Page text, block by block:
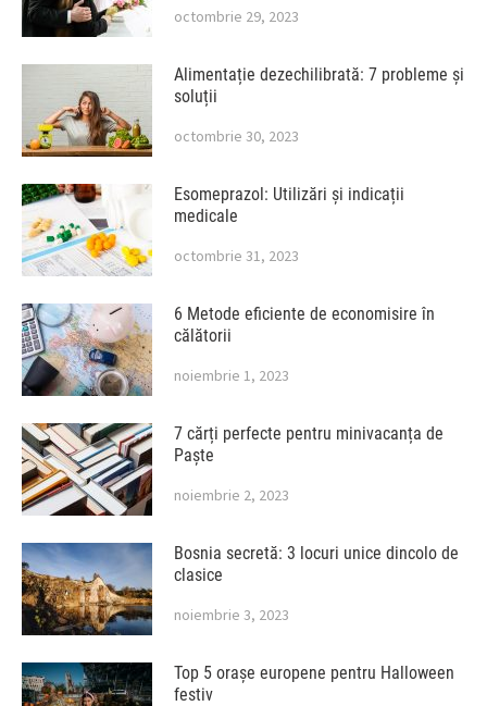
octombrie 29, 2023
Alimentație dezechilibrată: 7 probleme și
soluții
octombrie 30, 2023
Esomeprazol: Utilizări și indicații
medicale
octombrie 31, 2023
6 Metode eficiente de economisire în
călătorii
noiembrie 1, 2023
7 cărți perfecte pentru minivacanța de
Paște
noiembrie 2, 2023
Bosnia secretă: 3 locuri unice dincolo de
clasice
noiembrie 3, 2023
Top 5 orașe europene pentru Halloween
festiv